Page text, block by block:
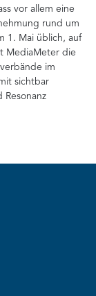
vor allem eine
rund um
1. Mai üblich, auf
MediaMeter die
im
sichtbar